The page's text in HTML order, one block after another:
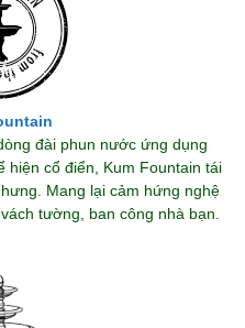
đài phun nước ứng dụng
hiện cổ điển, Kum Fountain tái
Mang lại cảm hứng nghệ
tường, ban công nhà bạn.